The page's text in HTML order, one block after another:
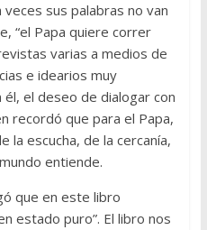
sus palabras no van
“el Papa quiere correr
varias a medios de
e idearios muy
el deseo de dialogar con
recordó que para el Papa,
la escucha, de la cercanía,
entiende.
que en este libro
estado puro”. El libro nos